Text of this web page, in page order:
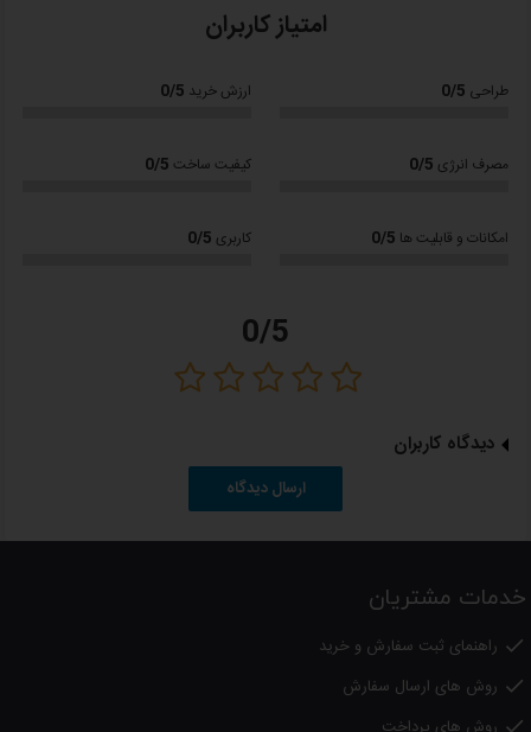
ابعاد: 37x23x28 سانتی متر
:سایر توضیحات
دارای دسته دو طرفه عایق در برابر گرما باکالیت نسوز
امتیاز کاربران
طراحی 0/5 ارزش خرید 0/5
مصرف انرژی 0/5 کیفیت ساخت 0/5
امکانات و قابلیت ها 0/5 کاربری 0/5
0/5
دیدگاه کاربران
ارسال دیدگاه
خدمات مشتریان
 راهنمای ثبت سفارش و خرید
 روش های ارسال سفارش
